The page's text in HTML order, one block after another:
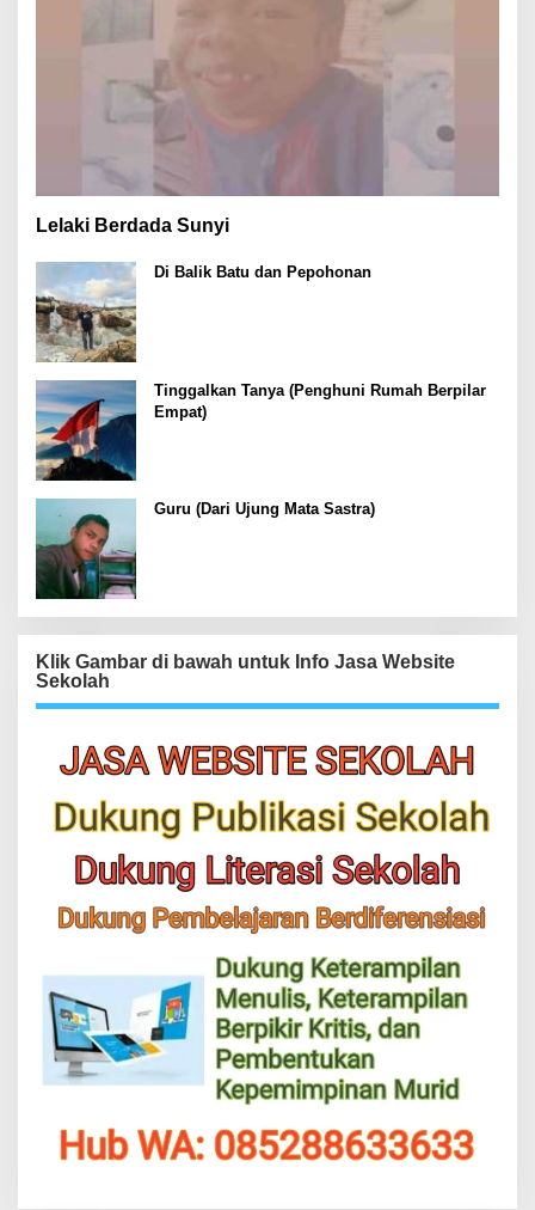
Lelaki Berdada Sunyi
Di Balik Batu dan Pepohonan
Tinggalkan Tanya (Penghuni Rumah Berpilar
Empat)
Guru (Dari Ujung Mata Sastra)
Klik Gambar di bawah untuk Info Jasa Website
Sekolah